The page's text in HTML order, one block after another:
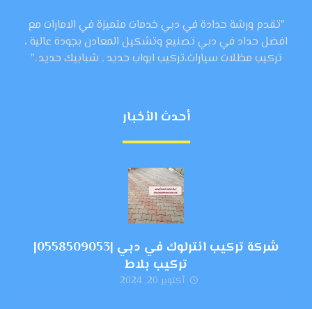
"تقدم ورشة حدادة في دبي خدمات متميزة في الامارات مع
افضل حداد في دبي تصنيع وتشكيل المعادن بجودة عالية ،
تركيب مظلات سيارات،تركيب ابواب حديد , شبابيك حديد ."
أحدث الأخبار
شركة تركيب انترلوك في دبي |0558509053|
تركيب بلاط
أكتوبر 20, 2024